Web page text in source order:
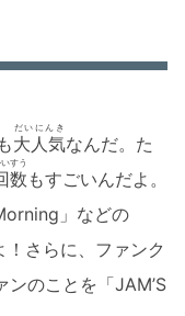
大人気
だいにんき
なんだ。た
数
すう
もすごいんだよ。
」などの
！さらに、ファンク
のことを「JAM’S